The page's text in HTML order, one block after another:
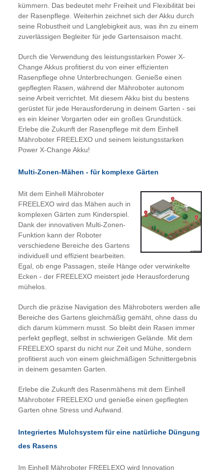
kümmern. Das bedeutet mehr Freiheit und Flexibilität bei
der Rasenpflege. Weiterhin zeichnet sich der Akku durch
seine Robustheit und Langlebigkeit aus, was ihn zu einem
zuverlässigen Begleiter für jede Gartensaison macht.
Durch die Verwendung des leistungsstarken Power X-
Change Akkus profitierst du von einer effizienten
Rasenpflege ohne Unterbrechungen. Genieße einen
gepflegten Rasen, während der Mähroboter autonom
seine Arbeit verrichtet. Mit diesem Akku bist du bestens
gerüstet für jede Herausforderung in deinem Garten - sei
es ein kleiner Vorgarten oder ein großes Grundstück.
Erlebe die Zukunft der Rasenpflege mit dem Einhell
Mähroboter FREELEXO und seinem leistungsstarken
Power X-Change Akku!
Multi-Zonen-Mähen - für komplexe Gärten
Mit dem Einhell Mähroboter
FREELEXO wird das Mähen auch in
komplexen Gärten zum Kinderspiel.
Dank der innovativen Multi-Zonen-
Funktion kann der Roboter
verschiedene Bereiche des Gartens
individuell und effizient bearbeiten.
Egal, ob enge Passagen, steile Hänge oder verwinkelte
Ecken - der FREELEXO meistert jede Herausforderung
mühelos.
Durch die präzise Navigation des Mähroboters werden alle
Bereiche des Gartens gleichmäßig gemäht, ohne dass du
dich darum kümmern musst. So bleibt dein Rasen immer
perfekt gepflegt, selbst in schwierigen Gelände. Mit dem
FREELEXO sparst du nicht nur Zeit und Mühe, sondern
profitierst auch von einem gleichmäßigen Schnittergebnis
in deinem gesamten Garten.
Erlebe die Zukunft des Rasenmähens mit dem Einhell
Mähroboter FREELEXO und genieße einen gepflegten
Garten ohne Stress und Aufwand.
Integriertes Mulchsystem für eine natürliche Düngung
des Rasens
Im Einhell Mähroboter FREELEXO wird Innovation